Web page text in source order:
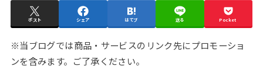
ポスト シェア はてブ 送る Pocket
※当ブログでは商品・サービスのリンク先にプロモーショ
ンを含みます。ご了承ください。